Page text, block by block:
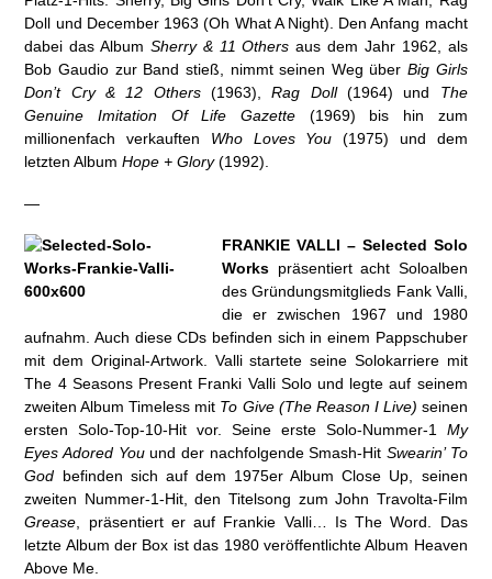
Doll und December 1963 (Oh What A Night). Den Anfang macht
dabei das Album Sherry & 11 Others aus dem Jahr 1962, als
Bob Gaudio zur Band stieß, nimmt seinen Weg über Big Girls
Don’t Cry & 12 Others (1963),Rag Doll(1964) und The
Genuine Imitation Of Life Gazette (1969) bis hin zum
millionenfach verkauften Who Loves You (1975) und dem
letzten AlbumHope + Glory(1992).
—
FRANKIE VALLI – Selected Solo
Works präsentiert acht Soloalben
des Gründungsmitglieds Fank Valli,
die er zwischen 1967 und 1980
aufnahm. Auch diese CDs befinden sich in einem Pappschuber
mit dem Original-Artwork. Valli startete seine Solokarriere mit
The 4 Seasons Present Franki Valli Solo und legte auf seinem
zweiten Album Timeless mit To Give (The Reason I Live) seinen
ersten Solo-Top-10-Hit vor. Seine erste Solo-Nummer-1 My
Eyes Adored Youund der nachfolgende Smash-Hit Swearin’ To
God befinden sich auf dem 1975er Album Close Up, seinen
zweiten Nummer-1-Hit, den Titelsong zum John Travolta-Film
Grease , präsentiert er auf Frankie Valli… Is The Word. Das
letzte Album der Box ist das 1980 veröffentlichte Album Heaven
Above Me.